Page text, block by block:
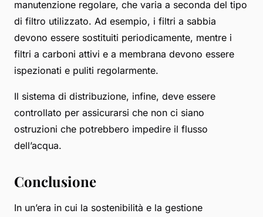
manutenzione regolare, che varia a seconda del tipo
di filtro utilizzato. Ad esempio, i filtri a sabbia
devono essere sostituiti periodicamente, mentre i
filtri a carboni attivi e a membrana devono essere
ispezionati e puliti regolarmente.
Il sistema di distribuzione, infine, deve essere
controllato per assicurarsi che non ci siano
ostruzioni che potrebbero impedire il flusso
dell’acqua.
Conclusione
In un’era in cui la sostenibilità e la gestione